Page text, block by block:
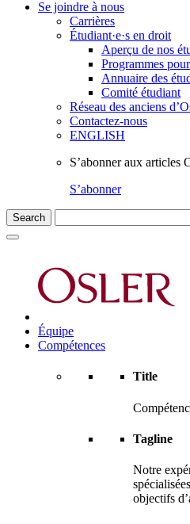
Se joindre à nous
Carrières
Étudiant·e·s en droit
Aperçu de nos
Programmes
Annuaire des
Comité étudiant
Réseau des anciens
Contactez-nous
ENGLISH
S’abonner aux articles
S’abonner
Équipe
Compétences
Title
Tagline
Notre
objectifs